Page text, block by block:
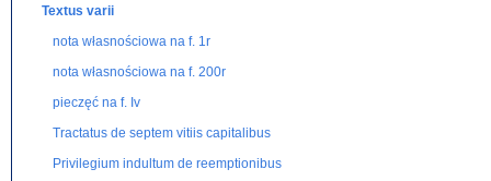
Textus varii
nota własnościowa na f. 1r
nota własnościowa na f. 200r
pieczęć na f. Iv
Tractatus de septem vitiis capitalibus
Privilegium indultum de reemptionibus